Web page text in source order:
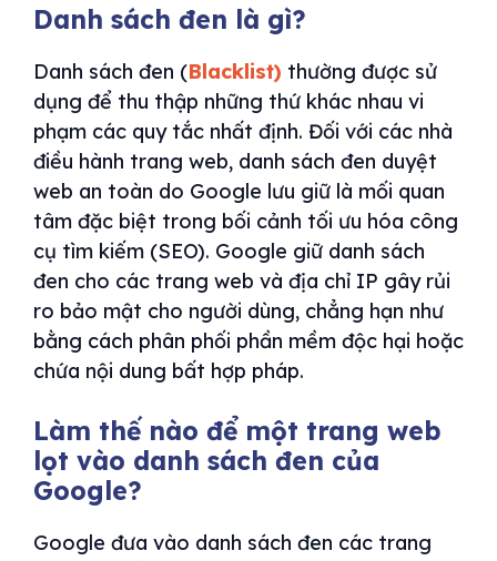
Danh sách đen là gì?
Danh sách đen (Blacklist) thường được sử
dụng để thu thập những thứ khác nhau vi
phạm các quy tắc nhất định. Đối với các nhà
điều hành trang web, danh sách đen duyệt
web an toàn do Google lưu giữ là mối quan
tâm đặc biệt trong bối cảnh tối ưu hóa công
cụ tìm kiếm (SEO). Google giữ danh sách
đen cho các trang web và địa chỉ IP gây rủi
ro bảo mật cho người dùng, chẳng hạn như
bằng cách phân phối phần mềm độc hại hoặc
chứa nội dung bất hợp pháp.
Làm thế nào để một trang web
lọt vào danh sách đen của
Google?
Google đưa vào danh sách đen các trang